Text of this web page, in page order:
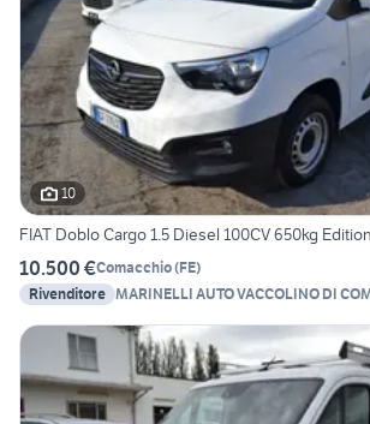
10
FIAT Doblo Cargo 1.5 Diesel 100CV 650kg Edition
10.500 €Comacchio(FE)
Rivenditore MARINELLI AUTO VACCOLINO DI